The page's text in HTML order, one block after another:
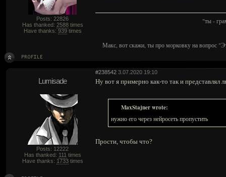
Posts: 22826
Has thanked: 2588times
Have thanks: 939times
"ты -
Макс, вот скажи, ты про морковку на вопрос
#238542 3.07.2020 19:10
Lumisade
Posts: 12222
Has thanked: 111 times
Have thanks: 1733times
Ну вот я примерно как-то так и представлял
MaxStajner wrote:
нужно его через нейросеть пропустить
Прости, чтобы что?